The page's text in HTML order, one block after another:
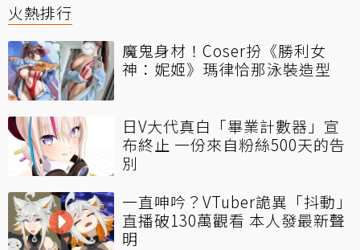
火熱排行
魔鬼身材！Coser扮《勝利女
神：妮姬》瑪律恰那泳裝造型
日V大代真白「畢業計數器」宣
布終止 一份來自粉絲500天的告
別
一直呻吟？VTuber詭異「抖動」
直播破130萬觀看 本人發最新聲
明